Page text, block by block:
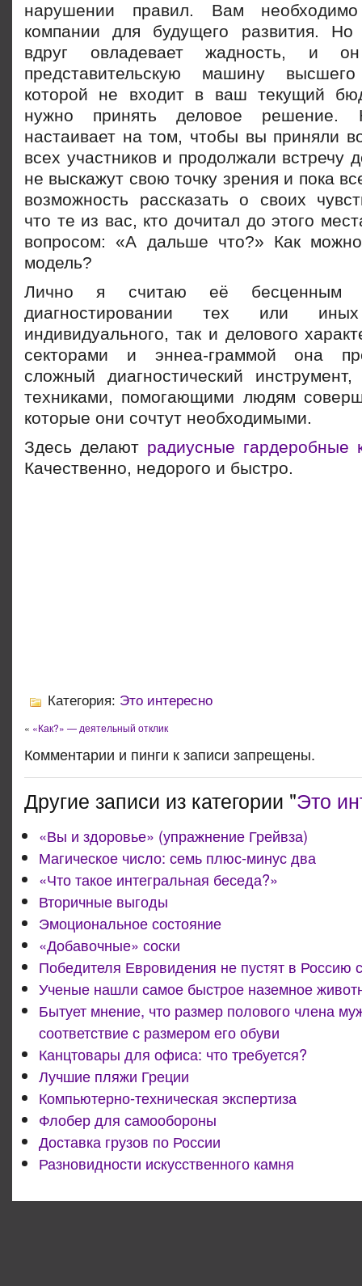
нарушении правил. Вам
компании для будущего развития.
вдруг овладевает жадность, и
представительскую машину
которой не входит в ваш текущий
нужно принять деловое
настаивает на том, чтобы вы приняли
всех участников и продолжали встречу
не выскажут свою точку зрения и пока
возможность рассказать о своих
что те из вас, кто дочитал до этого
вопросом: «А дальше что?» Как можно
модель?
Лично я считаю её бесценным
диагностировании тех или
индивидуального, так и делового
секторами и эннеа-граммой она
сложный диагностический
техниками, помогающими людям
которые они сочтут необходимыми.
Здесь делают радиусные гардеробные
Качественно, недорого и быстро.
Категория: Это интересно
« «Как?» — деятельный отклик
Комментарии и пинги к записи запрещены.
Другие записи из категории "Это
«Вы и здоровье» (упражнение Грейвза)
Магическое число: семь плюс-минус два
«Что такое интегральная беседа?»
Вторичные выгоды
Эмоциональное состояние
«Добавочные» соски
Победителя Евровидения не пустят в Россию
Ученые нашли самое быстрое наземное
Бытует мнение, что размер полового члена
соответствие с размером его обуви
Канцтовары для офиса: что требуется?
Лучшие пляжи Греции
Компьютерно-техническая экспертиза
Флобер для самообороны
Доставка грузов по России
Разновидности искусственного камня